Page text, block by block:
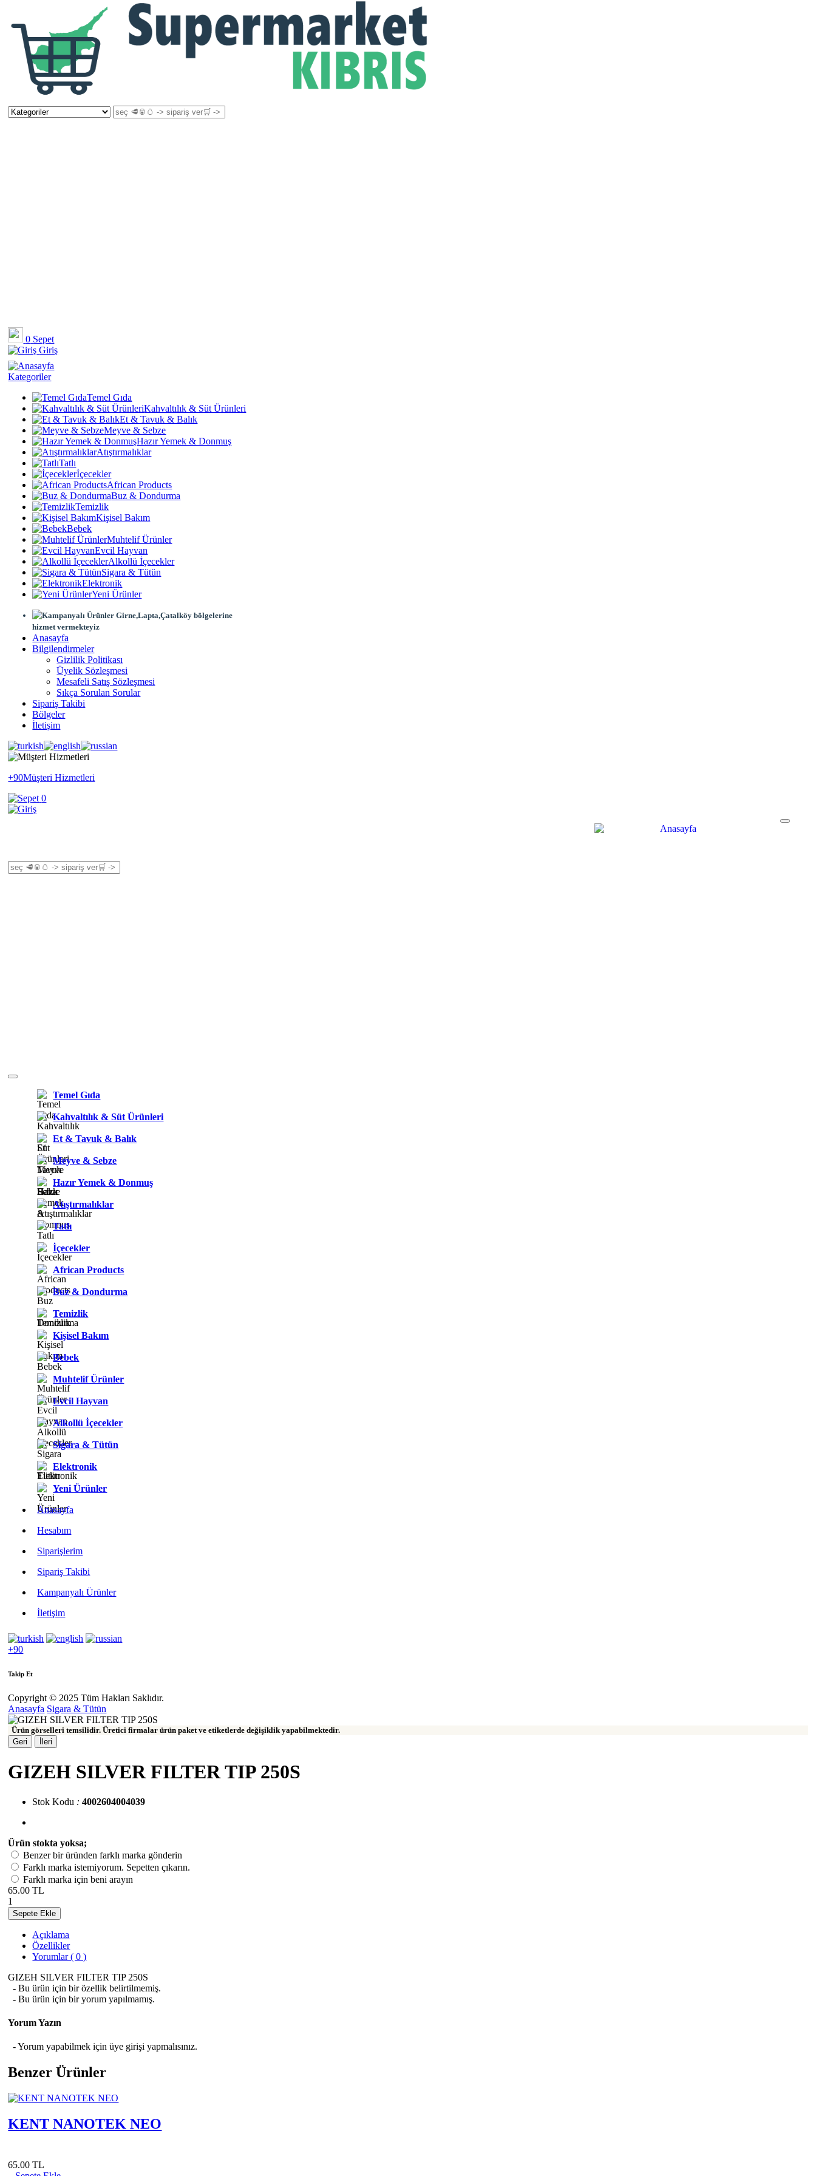
0 Sepet
Giriş
Kategoriler
Temel Gıda
Kahvaltılık & Süt Ürünleri
Et & Tavuk & Balık
Meyve & Sebze
Hazır Yemek & Donmuş
Atıştırmalıklar
Tatlı
İçecekler
African Products
Buz & Dondurma
Temizlik
Kişisel Bakım
Bebek
Muhtelif Ürünler
Evcil Hayvan
Alkollü İçecekler
Sigara & Tütün
Elektronik
Yeni Ürünler
Girne,Lapta,Çatalköy bölgelerine
hizmet vermekteyiz
Anasayfa
Bilgilendirmeler
Gizlilik Politikası
Üyelik Sözleşmesi
Mesafeli Satış Sözleşmesi
Sıkça Sorulan Sorular
Sipariş Takibi
Bölgeler
İletişim
+90Müşteri Hizmetleri
0
Temel Gıda
Kahvaltılık & Süt Ürünleri
Et & Tavuk & Balık
Meyve & Sebze
Hazır Yemek & Donmuş
Atıştırmalıklar
Tatlı
İçecekler
African Products
Buz & Dondurma
Temizlik
Kişisel Bakım
Bebek
Muhtelif Ürünler
Evcil Hayvan
Alkollü İçecekler
Sigara & Tütün
Elektronik
Yeni Ürünler
Anasayfa
Hesabım
Siparişlerim
Sipariş Takibi
Kampanyalı Ürünler
İletişim
+90
Takip Et
Copyright © 2025 Tüm Hakları Saklıdır.
Anasayfa Sigara & Tütün
Ürün görselleri temsilidir. Üretici firmalar ürün paket ve etiketlerde değişiklik yapabilmektedir.
Geri
İleri
GIZEH SILVER FILTER TIP 250S
Stok Kodu : 4002604004039
Ürün stokta yoksa;
Benzer bir üründen farklı marka gönderin
Farklı marka istemiyorum. Sepetten çıkarın.
Farklı marka için beni arayın
65.00 TL
1
Sepete Ekle
Açıklama
Özellikler
Yorumlar ( 0 )
GIZEH SILVER FILTER TIP 250S
- Bu ürün için bir özellik belirtilmemiş.
- Bu ürün için bir yorum yapılmamış.
Yorum Yazın
- Yorum yapabilmek için üye girişi yapmalısınız.
Benzer Ürünler
KENT NANOTEK NEO
65.00 TL